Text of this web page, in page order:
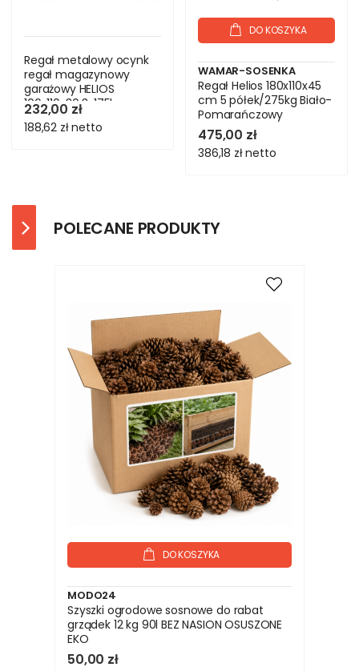
Regał metalowy ocynk
regał magazynowy
garażowy HELIOS
106x110x30 3x175kg
232,00 zł
188,62 złnetto
DO KOSZYKA
WAMAR-SOSENKA
Regał Helios 180x110x45
cm 5 półek/275kg Biało-
Pomarańczowy
475,00 zł
386,18 złnetto
POLECANE PRODUKTY
DO KOSZYKA
MODO24
Szyszki ogrodowe sosnowe do rabat
grządek 12 kg 90l BEZ NASION OSUSZONE
EKO
50,00 zł